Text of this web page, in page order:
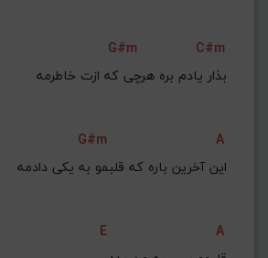
G#m
C#m
بذار یادم بره هرچی که ازت خاطرمه
G#m
A
این آخرین باره که قلبمو به یکی دادمه
E
A